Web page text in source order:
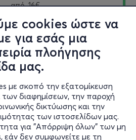
cookies ώστε να
για εσάς μια
πλοήγησης
μας.
με σκοπό την εξατομίκευση
των διαφημίσεων, την παροχή
δικτύωσης και την
των ιστοσελίδων μας.
για "Απόρριψη όλων" των μη
δεν συμφωνείτε με τη
από 16€
Εισιτήρια